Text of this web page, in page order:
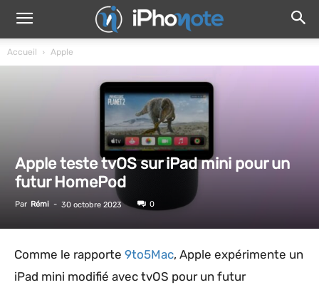
Accueil Apple
Apple teste tvOS sur iPad mini pour un
futur HomePod
Par Rémi - 30 octobre 2023 0
Comme le rapporte 9to5Mac, Apple expérimente un
iPad mini modifié avec tvOS pour un futur